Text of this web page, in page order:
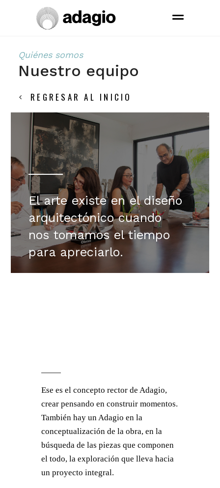
Quiénes somos
Nuestro equipo
REGRESAR AL INICIO
El arte existe en el diseño
arquitectónico cuando
nos tomamos el tiempo
para apreciarlo.
Ese es el concepto rector de Adagio,
crear pensando en construir momentos.
También hay un Adagio en la
conceptualización de la obra, en la
búsqueda de las piezas que componen
el todo, la exploración que lleva hacia
un proyecto integral.